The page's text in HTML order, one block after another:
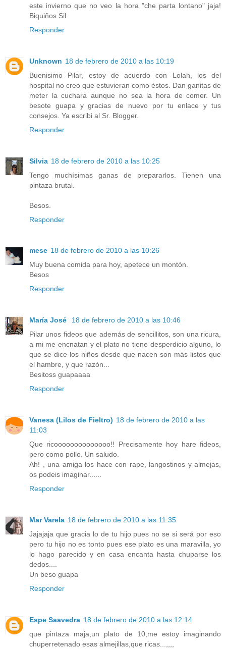
este invierno que no veo la hora "che parta lontano" jaja!
Biquiños Sil
Responder
Unknown 18 de febrero de 2010 a las 10:19
Buenisimo Pilar, estoy de acuerdo con Lolah, los del
hospital no creo que estuvieran como éstos. Dan ganitas de
meter la cuchara aunque no sea la hora de comer. Un
besote guapa y gracias de nuevo por tu enlace y tus
consejos. Ya escribi al Sr. Blogger.
Responder
Silvia 18 de febrero de 2010 a las 10:25
Tengo muchísimas ganas de prepararlos. Tienen una
pintaza brutal.
Besos.
Responder
mese 18 de febrero de 2010 a las 10:26
Muy buena comida para hoy, apetece un montón.
Besos
Responder
María José
18 de febrero de 2010 a las 10:46
Pilar unos fideos que además de sencillitos, son una ricura,
a mi me encnatan y el plato no tiene desperdicio alguno, lo
que se dice los niños desde que nacen son más listos que
el hambre, y que razón...
Besitoss guapaaaa
Responder
Vanesa (Lilos de Fieltro) 18 de febrero de 2010 a las
11:03
Que ricoooooooooooooo!! Precisamente hoy hare fideos,
pero como pollo. Un saludo.
Ah! , una amiga los hace con rape, langostinos y almejas,
os podeis imaginar......
Responder
Mar Varela 18 de febrero de 2010 a las 11:35
Jajajaja que gracia lo de tu hijo pues no se si será por eso
pero tu hijo no es tonto pues ese plato es una maravilla, yo
lo hago parecido y en casa encanta hasta chuparse los
dedos....
Un beso guapa
Responder
Espe Saavedra 18 de febrero de 2010 a las 12:14
que pintaza maja,un plato de 10,me estoy imaginando
chuperretenado esas almejillas,que ricas...,,,,